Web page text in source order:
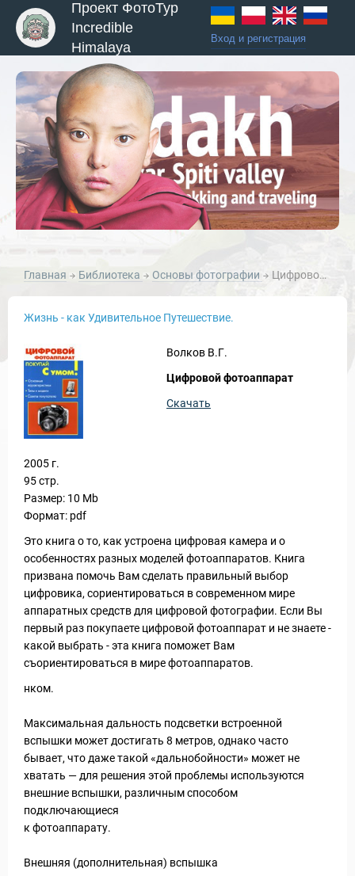
и Туры
Проект ФотоТур
Incredible
Himalaya
Вход и регистрация
Главная Библиотека Основы фотографии Цифровой фотоаппарат
Жизнь - как Удивительное Путешествие.
Волков В.Г.
Цифровой фотоаппарат
Скачать
2005 г.
95 стр.
Размер: 10 Mb
Формат: pdf
Это книга о то, как устроена цифровая камера и о
особенностях разных моделей фотоаппаратов. Книга
призвана помочь Вам сделать правильный выбор
цифровика, сориентироваться в современном мире
аппаратных средств для цифровой фотографии. Если Вы
первый раз покупаете цифровой фотоаппарат и не знаете -
какой выбрать - эта книга поможет Вам
съориентироваться в мире фотоаппаратов.
нком.
Максимальная дальность подсветки встроенной
вспышки может достигать 8 метров, однако часто
бывает, что даже такой «дальнобойности» может не
хватать — для решения этой проблемы используются
внешние вспышки, различным способом
подключающиеся
к фотоаппарату.
Внешняя (дополнительная) вспышка